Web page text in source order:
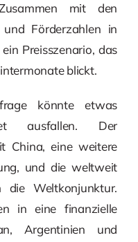
mit den
und Förderzahlen in
Preisszenario, das
blickt.
könnte etwas
ausfallen. Der
China, eine weitere
und die weltweit
die Weltkonjunktur.
in eine finanzielle
Argentinien und